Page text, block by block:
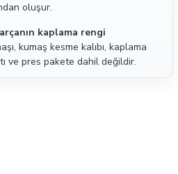
oluşur.
kaplama rengi
kumaş kesme kalıbı, kaplama
ve pres pakete dahil değildir.